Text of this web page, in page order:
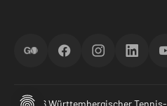
ScoreGOFacebookInstagram
© 2026 Württembergischer